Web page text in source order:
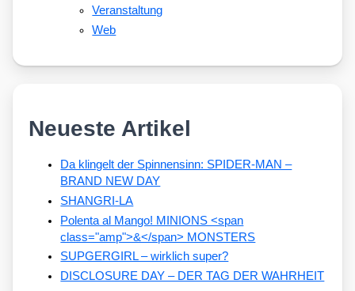
Veranstaltung
Web
Neueste Artikel
Da klingelt der Spinnensinn: SPIDER-MAN –
BRAND NEW DAY
SHANGRI-LA
Polenta al Mango! MINIONS <span
class="amp">&</span> MONSTERS
SUPGERGIRL – wirklich super?
DISCLOSURE DAY – DER TAG DER WAHRHEIT